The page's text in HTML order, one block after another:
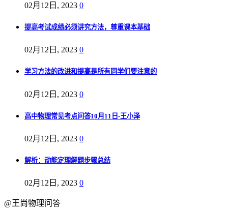
02月12日, 2023 0
提高考试成绩必须讲究方法，尊重课本基础
02月12日, 2023 0
学习方法的改进和提高是所有同学们要注意的
02月12日, 2023 0
高中物理常见考点问答10月11日-王小泽
02月12日, 2023 0
解析：动能定理解题步骤总结
02月12日, 2023 0
@王尚物理问答